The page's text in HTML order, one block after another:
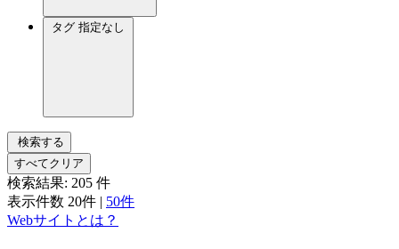
タグ 指定なし
検索する
すべてクリア
検索結果: 205 件
表示件数 20件 | 50件
Webサイトとは？